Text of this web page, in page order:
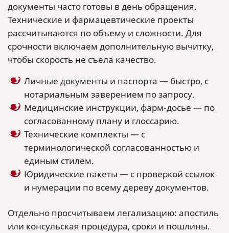
документы часто готовы в день обращения.
Технические и фармацевтические проекты
рассчитываются по объему и сложности. Для
срочности включаем дополнительную вычитку,
чтобы скорость не съела качество.
Личные документы и паспорта — быстро, с
нотариальным заверением по запросу.
Медицинские инструкции, фарм-досье — по
согласованному плану и глоссарию.
Технические комплекты — с
терминологической согласованностью и
единым стилем.
Юридические пакеты — с проверкой ссылок
и нумерации по всему дереву документов.
Отдельно просчитываем легализацию: апостиль
или консульская процедура, сроки и пошлины.